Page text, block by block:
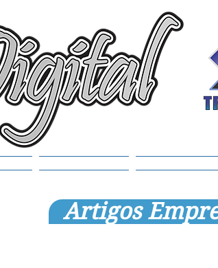
Artigos